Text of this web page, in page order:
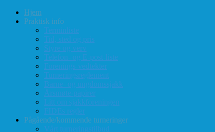
Hjem
Praktisk info
Terminliste
Tid, sted og pris
Styre og verv
Telefon- og E-post-liste
Forenings-vedtekter
Turneringsreglement
Barne- og ungdomssjakk
Årsmøte-papirer
Litt om sjakkforeningen
FIDEs regler
Pågående/kommende turneringer
Vårt turneringstilbud